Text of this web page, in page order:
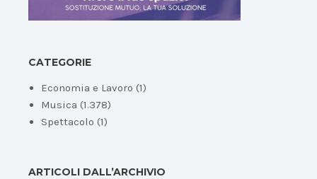
CATEGORIE
Economia e Lavoro (1)
Musica (1.378)
Spettacolo (1)
ARTICOLI DALL’ARCHIVIO